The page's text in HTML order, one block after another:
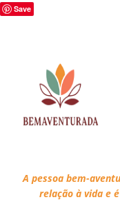
Save
A pessoa bem-
relação à vida e